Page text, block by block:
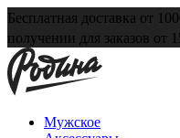
Бесплатная доставка от
получении для заказов от
Мужское